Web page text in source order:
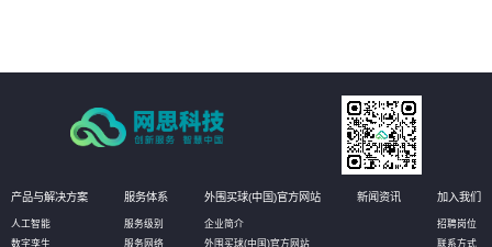
产品与解决方案
人工智能
数字孪生
服务体系
服务级别
服务网络
外围买球(中国)官方网站
企业简介
外围买球(中国)官方网站
新闻资讯 加入我们
招聘岗位
联系方式